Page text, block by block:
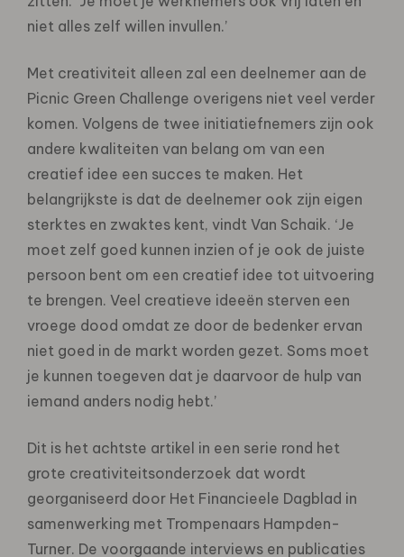
niet alles zelf willen invullen.’
Met creativiteit alleen zal een deelnemer aan de
Picnic Green Challenge overigens niet veel verder
komen. Volgens de twee initiatiefnemers zijn ook
andere kwaliteiten van belang om van een
creatief idee een succes te maken. Het
belangrijkste is dat de deelnemer ook zijn eigen
sterktes en zwaktes kent, vindt Van Schaik. ‘Je
moet zelf goed kunnen inzien of je ook de juiste
persoon bent om een creatief idee tot uitvoering
te brengen. Veel creatieve ideeën sterven een
vroege dood omdat ze door de bedenker ervan
niet goed in de markt worden gezet. Soms moet
je kunnen toegeven dat je daarvoor de hulp van
iemand anders nodig hebt.’
Dit is het achtste artikel in een serie rond het
grote creativiteitsonderzoek dat wordt
georganiseerd door Het Financieele Dagblad in
samenwerking met Trompenaars Hampden-
Turner. De voorgaande interviews en publicaties